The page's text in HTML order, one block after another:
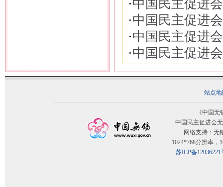
·中国民主促进
·中国民主促进
·中国民主促进
·中国民主促进
站点
《中国
中国民主促进会
网络支持：无
1024*768分辨率，
苏ICP备12036221